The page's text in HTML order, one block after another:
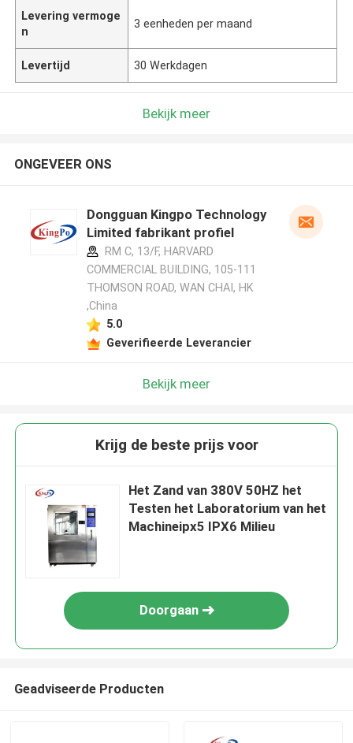
Levering vermoge
n
3 eenheden per maand
Levertijd 30 Werkdagen
Bekijk meer
ONGEVEER ONS
Dongguan Kingpo Technology
Limited fabrikant profiel
RM C, 13/F, HARVARD
COMMERCIAL BUILDING, 105-111
THOMSON ROAD, WAN CHAI, HK
,China
5.0
Geverifieerde Leverancier
Bekijk meer
Krijg de beste prijs voor
Het Zand van 380V 50HZ het
Testen het Laboratorium van het
Machineipx5 IPX6 Milieu
Doorgaan
Geadviseerde Producten